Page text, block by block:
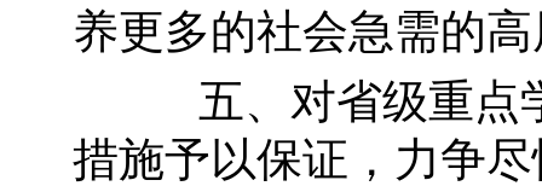
养更多的社会急需的
五、对省级重点学
措施予以保证，力争